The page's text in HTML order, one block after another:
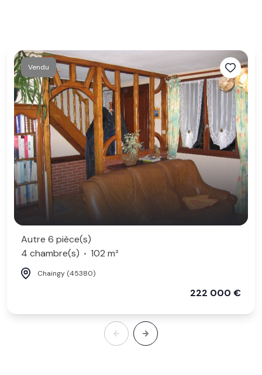
Vendu
Autre 6 pièce(s)
4 chambre(s)
102 m²
Chaingy (45380)
222 000 €